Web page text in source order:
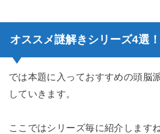
オススメ謎解きシリーズ4選！
では本題に入っておすすめの頭脳
していきます。
ここではシリーズ毎に紹介しますね